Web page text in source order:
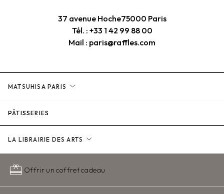
37 avenue Hoche75000 Paris
Tél. : +33 1 42 99 88 00
Mail : paris@raffles.com
MATSUHISA PARIS expand_more
PÂTISSERIES
LA LIBRAIRIE DES ARTS expand_more
redeem Offrir un coffret cadeau